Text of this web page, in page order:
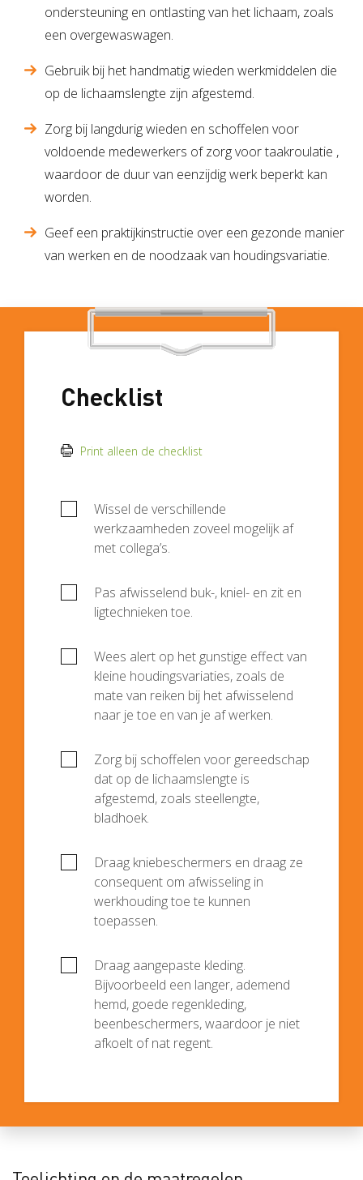
ondersteuning en ontlasting van het lichaam, zoals
een overgewaswagen.
Gebruik bij het handmatig wieden werkmiddelen die
op de lichaamslengte zijn afgestemd.
Zorg bij langdurig wieden en schoffelen voor
voldoende medewerkers of zorg voor taakroulatie ,
waardoor de duur van eenzijdig werk beperkt kan
worden.
Geef een praktijkinstructie over een gezonde manier
van werken en de noodzaak van houdingsvariatie.
Checklist
Print alleen de checklist
Wissel de verschillende
werkzaamheden zoveel mogelijk af
met collega’s.
Pas afwisselend buk-, kniel- en zit en
ligtechnieken toe.
Wees alert op het gunstige effect van
kleine houdingsvariaties, zoals de
mate van reiken bij het afwisselend
naar je toe en van je af werken.
Zorg bij schoffelen voor gereedschap
dat op de lichaamslengte is
afgestemd, zoals steellengte,
bladhoek.
Draag kniebeschermers en draag ze
consequent om afwisseling in
werkhouding toe te kunnen
toepassen.
Draag aangepaste kleding.
Bijvoorbeeld een langer, ademend
hemd, goede regenkleding,
beenbeschermers, waardoor je niet
afkoelt of nat regent.